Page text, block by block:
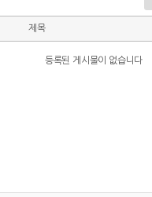
제목
등록된 게시물이 없습니다